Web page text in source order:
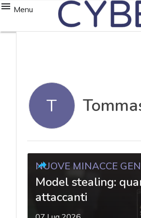
Menu
T
NUOVE MINACCE
Model stealing:
attaccanti